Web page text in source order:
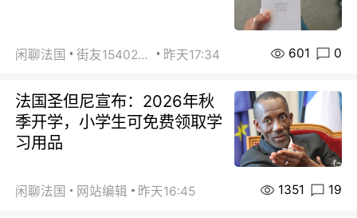
闲聊法国 街友15402223 昨天17:34 601 0
法国圣但尼宣布：2026年秋
季开学，小学生可免费领取学
习用品
闲聊法国 网站编辑 昨天16:45 1351 19